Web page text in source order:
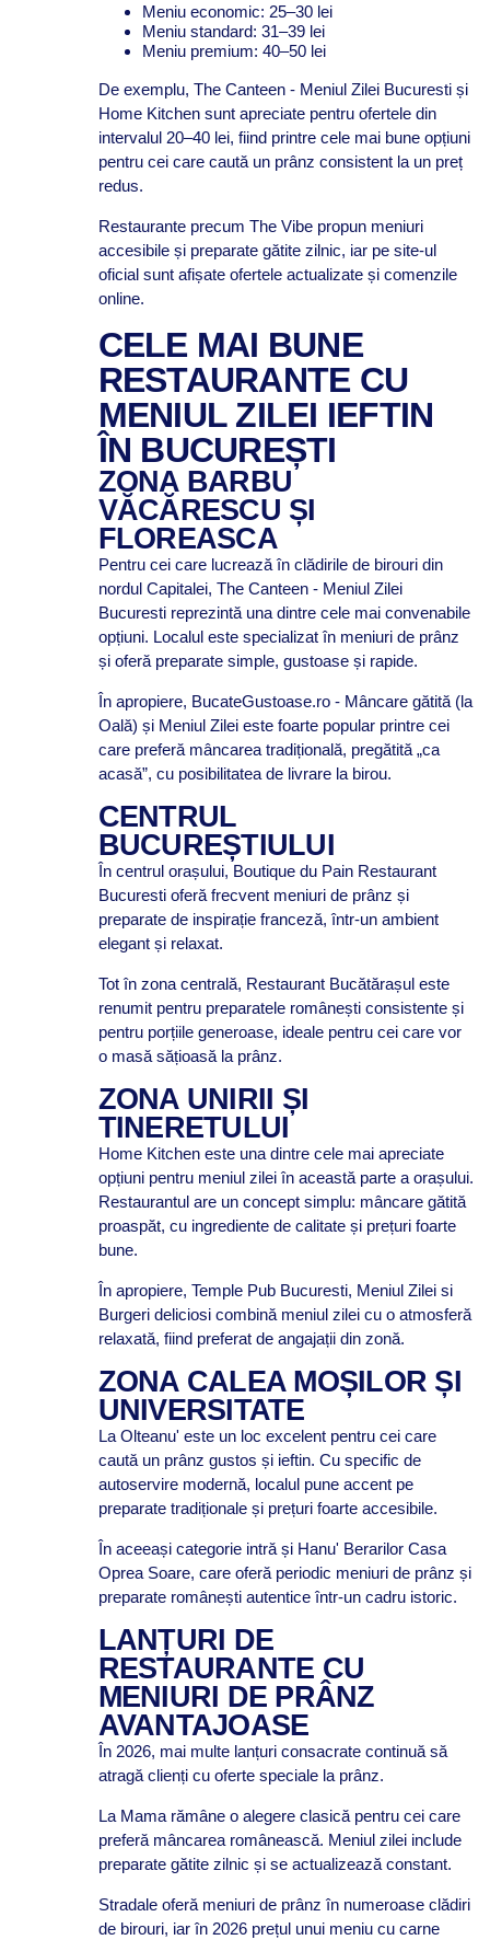
Meniu economic: 25–30 lei
Meniu standard: 31–39 lei
Meniu premium: 40–50 lei
De exemplu, The Canteen - Meniul Zilei Bucuresti și
Home Kitchen sunt apreciate pentru ofertele din
intervalul 20–40 lei, fiind printre cele mai bune opțiuni
pentru cei care caută un prânz consistent la un preț
redus.
Restaurante precum The Vibe propun meniuri
accesibile și preparate gătite zilnic, iar pe site-ul
oficial sunt afișate ofertele actualizate și comenzile
online.
CELE MAI BUNE
RESTAURANTE CU
MENIUL ZILEI IEFTIN
ÎN BUCUREȘTI
ZONA BARBU
VĂCĂRESCU ȘI
FLOREASCA
Pentru cei care lucrează în clădirile de birouri din
nordul Capitalei, The Canteen - Meniul Zilei
Bucuresti reprezintă una dintre cele mai convenabile
opțiuni. Localul este specializat în meniuri de prânz
și oferă preparate simple, gustoase și rapide.
În apropiere, BucateGustoase.ro - Mâncare gătită (la
Oală) și Meniul Zilei este foarte popular printre cei
care preferă mâncarea tradițională, pregătită „ca
acasă”, cu posibilitatea de livrare la birou.
CENTRUL
BUCUREȘTIULUI
În centrul orașului, Boutique du Pain Restaurant
Bucuresti oferă frecvent meniuri de prânz și
preparate de inspirație franceză, într-un ambient
elegant și relaxat.
Tot în zona centrală, Restaurant Bucătărașul este
renumit pentru preparatele românești consistente și
pentru porțiile generoase, ideale pentru cei care vor
o masă sățioasă la prânz.
ZONA UNIRII ȘI
TINERETULUI
Home Kitchen este una dintre cele mai apreciate
opțiuni pentru meniul zilei în această parte a orașului.
Restaurantul are un concept simplu: mâncare gătită
proaspăt, cu ingrediente de calitate și prețuri foarte
bune.
În apropiere, Temple Pub Bucuresti, Meniul Zilei si
Burgeri deliciosi combină meniul zilei cu o atmosferă
relaxată, fiind preferat de angajații din zonă.
ZONA CALEA MOȘILOR ȘI
UNIVERSITATE
La Olteanu' este un loc excelent pentru cei care
caută un prânz gustos și ieftin. Cu specific de
autoservire modernă, localul pune accent pe
preparate tradiționale și prețuri foarte accesibile.
În aceeași categorie intră și Hanu' Berarilor Casa
Oprea Soare, care oferă periodic meniuri de prânz și
preparate românești autentice într-un cadru istoric.
LANȚURI DE
RESTAURANTE CU
MENIURI DE PRÂNZ
AVANTAJOASE
În 2026, mai multe lanțuri consacrate continuă să
atragă clienți cu oferte speciale la prânz.
La Mama rămâne o alegere clasică pentru cei care
preferă mâncarea românească. Meniul zilei include
preparate gătite zilnic și se actualizează constant.
Stradale oferă meniuri de prânz în numeroase clădiri
de birouri, iar în 2026 prețul unui meniu cu carne